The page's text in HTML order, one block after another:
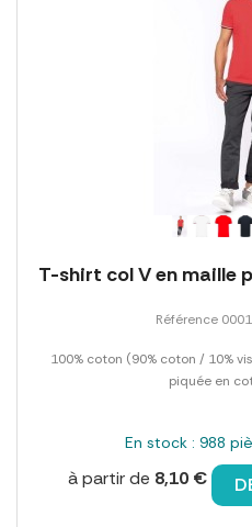
T-shirt col V en maille
Référence
100% coton (90% coton / 10%
piquée en
En stock : 988
à partir de 8,10 €